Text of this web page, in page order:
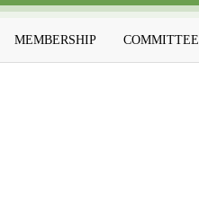
MEMBERSHIP COMMITTEE